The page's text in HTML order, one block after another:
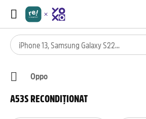
Oppo
A53S RECONDIȚIONAT